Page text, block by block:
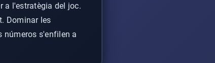
a l'estratègia del joc.
Dominar les
números s'enfilen a